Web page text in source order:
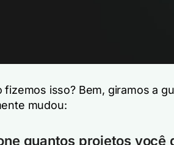
fizemos isso? Bem, giramos a
mudou:
quantos projetos você